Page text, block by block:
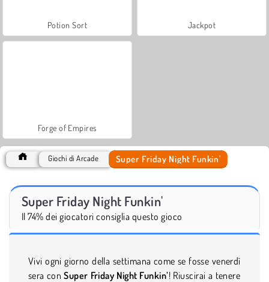
Potion Sort Jackpot
Forge of Empires
Giochi di Arcade Super Friday Night Funkin'
Super Friday Night Funkin'
Il 74% dei giocatori consiglia questo gioco
Vivi ogni giorno della settimana come se fosse venerdì
sera conSuper Friday Night Funkin’! Riuscirai a tenere